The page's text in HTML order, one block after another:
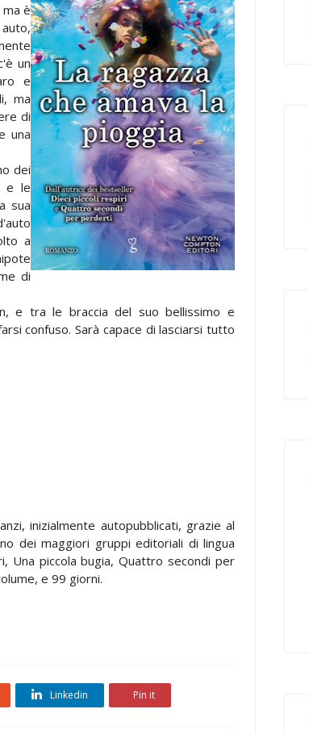
è
un
e
ma
di
una
dei
e le
sua
a
di
e tra le braccia del suo bellissimo e
confuso. Sarà capace di lasciarsi tutto
inizialmente autopubblicati, grazie al
dei maggiori gruppi editoriali di lingua
Una piccola bugia, Quattro secondi per
e 99 giorni.
Linkedin Pin it